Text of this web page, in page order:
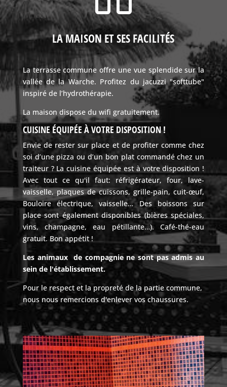
LA MAISON ET SES FACILITÉS
La terrasse commune offre une vue splendide sur la
vallée de la Warche. Profitez du jacuzzi "softtube"
inspiré de l’hydrothérapie.
La maison dispose du wifi gratuitement.
CUISINE ÉQUIPÉE À VOTRE DISPOSITION !
Envie de rester sur place et de profiter comme chez
soi d’une pizza ou d’un bon plat commandé chez un
traiteur ? La cuisine équipée est à votre disposition !
Avec tout ce qu'il faut: réfrigérateur, four, lave-
vaisselle, plaques de cuissons, grille-pain, cuit-œuf,
Bouloire électrique, vaisselle… Des boissons sur
place sont également disponibles (bières spéciales,
vins, champagne, eau pétillante…). Café-thé-eau
gratuit. Bon appétit !
Les animaux de compagnie ne sont pas admis au
sein de l'établissement.
Pour le respect et la propreté de la partie commune,
nous nous remercions d'enlever vos chaussures.